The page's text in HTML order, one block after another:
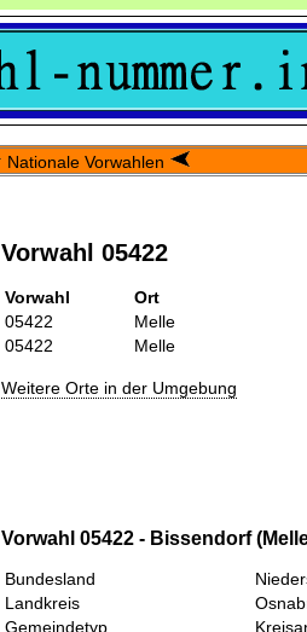
Nationale Vorwahlen
Vorwahl 05422
Vorwahl
Ort
05422
Melle
05422
Melle
Weitere Orte in der Umgebung
Vorwahl 05422 - Bissendorf
Bundesland
Landkreis
Gemeindetyp